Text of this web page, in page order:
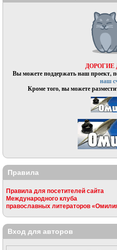
ДОРОГИЕ
Вы можете поддержать наш проект,
наш
Кроме того, вы можете
Правила
Правила для посетителей сайта
Международного клуба
православных литераторов
Вход для авторов